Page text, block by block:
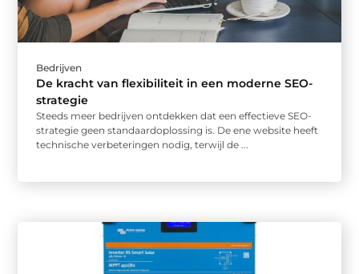
Bedrijven
De kracht van flexibiliteit in een moderne SEO-
strategie
Steeds meer bedrijven ontdekken dat een effectieve SEO-
strategie geen standaardoplossing is. De ene website heeft
technische verbeteringen nodig, terwijl de ...